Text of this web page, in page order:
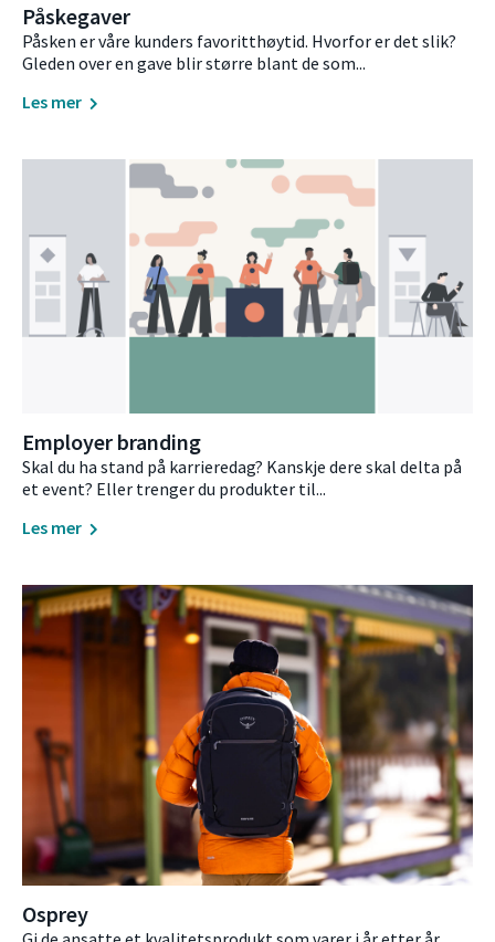
Påskegaver
Påsken er våre kunders favoritthøytid. Hvorfor er det slik?
Gleden over en gave blir større blant de som...
Les mer
Employer branding
Skal du ha stand på karrieredag? Kanskje dere skal delta på
et event? Eller trenger du produkter til...
Les mer
Osprey